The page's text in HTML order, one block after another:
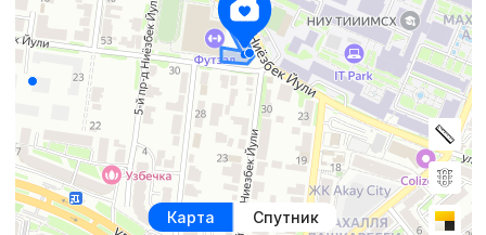
Карта Спутник